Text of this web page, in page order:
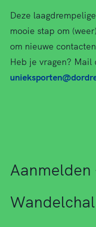
Deze
mooie stap om
om nieuwe
Heb je vragen? Mail
Aanmelden